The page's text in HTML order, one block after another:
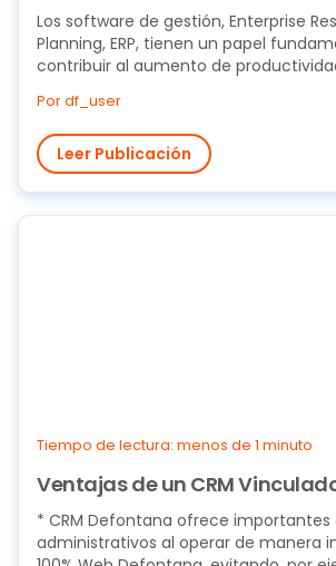
Los software de gestión, Enterprise
Planning, ERP, tienen un papel
contribuir al aumento de
Por df_user
Leer Publicación
Tiempo de lectura: menos de 1 minuto
Ventajas de un CRM
* CRM Defontana ofrece importantes
administrativos al operar de manera